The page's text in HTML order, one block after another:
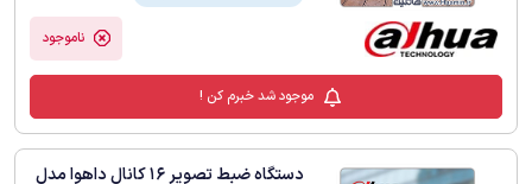
ناموجود
موجود شد خبرم کن !
دستگاه ضبط تصویر 16 کانال داهوا مدل